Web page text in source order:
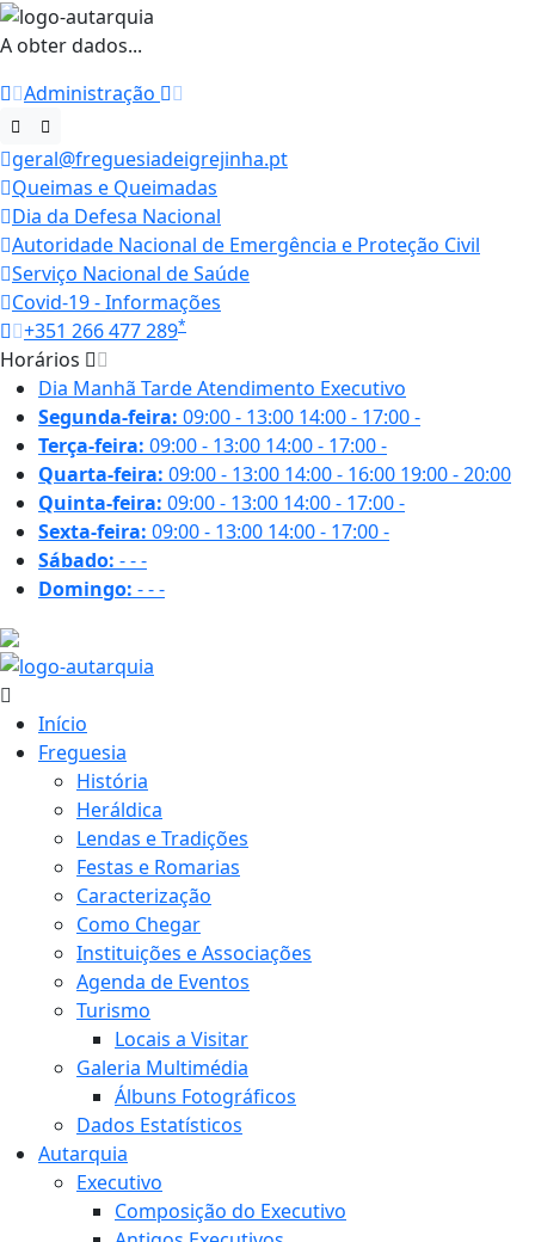
A obter dados...
Administração
geral@freguesiadeigrejinha.pt
Queimas e Queimadas
Dia da Defesa Nacional
Autoridade Nacional de Emergência e Proteção Civil
Serviço Nacional de Saúde
Covid-19 - Informações
+351 266 477 289*
Horários
Dia Manhã TardeAtendimento Executivo
Segunda-feira: 09:00 - 13:00 14:00 - 17:00-
Terça-feira: 09:00 - 13:00 14:00 - 17:00-
Quarta-feira: 09:00 - 13:00 14:00 - 16:00 19:00 - 20:00
Quinta-feira: 09:00 - 13:00 14:00 - 17:00-
Sexta-feira: 09:00 - 13:00 14:00 - 17:00-
Sábado: ---
Domingo: ---
Início
Freguesia
História
Heráldica
Lendas e Tradições
Festas e Romarias
Caracterização
Como Chegar
Instituições e Associações
Agenda de Eventos
Turismo
Locais a Visitar
Galeria Multimédia
Álbuns Fotográficos
Dados Estatísticos
Autarquia
Executivo
Composição do Executivo